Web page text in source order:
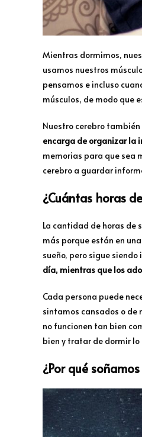
Mientras dormimos,
usamos nuestros
pensamos e incluso
músculos, de modo que
Nuestro cerebro
encarga de organizar la
memorias para que sea
cerebro a guardar
¿Cuántas horas
La cantidad de horas de
más porque están en
sueño, pero sigue
día, mientras que los
Cada persona puede
sintamos cansados o de
no funcionen tan bien
bien y tratar de dormir lo
¿Por qué